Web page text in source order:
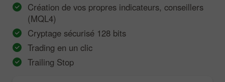
Création de vos propres indicateurs, conseillers
(MQL4)
Cryptage sécurisé 128 bits
Trading en un clic
Trailing Stop